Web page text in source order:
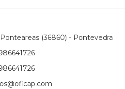
(36860) - Pontevedra